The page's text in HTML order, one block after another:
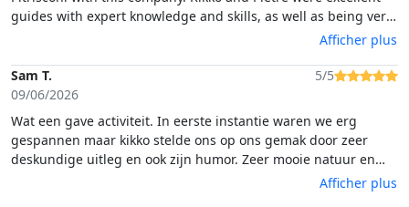
guides with expert knowledge and skills, as well as being very
fun and encouraging. We were a family of 4 with 12 and 15
year old girls and a Mum (me!) who was more interested in the
beautiful canyon than jumping off rocks and they looked after
us all perfectly. There's always a cool alternative, sliding down
adventure
Afficher plus
Sam T.
09/06/2026
5/5
Wat een gave activiteit. In eerste instantie waren we erg
gespannen maar kikko stelde ons op ons gemak door zeer
deskundige uitleg en ook zijn humor. Zeer mooie natuur en
leuke avontuurlijke dingen gedaan. Als je niet durft te
springen is er een alternatief. Dus dat is ook super fijn. Al.met
Afficher plus